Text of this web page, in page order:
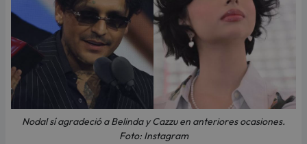
Nodal sí agradeció a Belinda y Cazzu en anteriores ocasiones.
Foto: Instagram